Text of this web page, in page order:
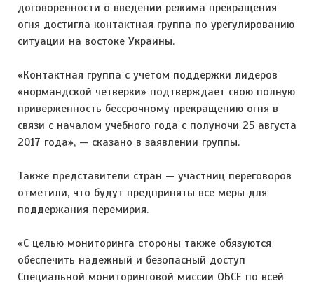
договоренности о введении режима прекращения
огня достигла контактная группа по урегулированию
ситуации на востоке Украины.
«Контактная группа с учетом поддержки лидеров
«нормандской четверки» подтверждает свою полную
приверженность бессрочному прекращению огня в
связи с началом учебного года с полуночи 25 августа
2017 года», — сказано в заявлении группы.
Также представители стран — участниц переговоров
отметили, что будут предприняты все меры для
поддержания перемирия.
«С целью мониторинга стороны также обязуются
обеспечить надежный и безопасный доступ
Специальной мониторинговой миссии ОБСЕ по всей